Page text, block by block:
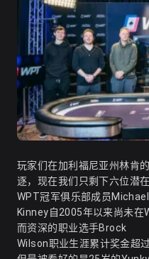
玩家们在加利福尼亚州林肯
逐，现在我们只剩下六位潜
WPT冠军俱乐部成员Michael
Kinney自2005年以来尚未在
而资深的职业选手Brock
Wilson职业生涯累计奖金超